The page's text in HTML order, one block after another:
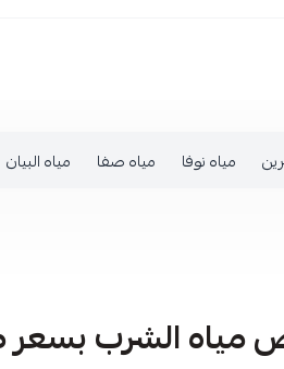
مياه نوفا مياه صفا مياه البيان
الشرب بسعر